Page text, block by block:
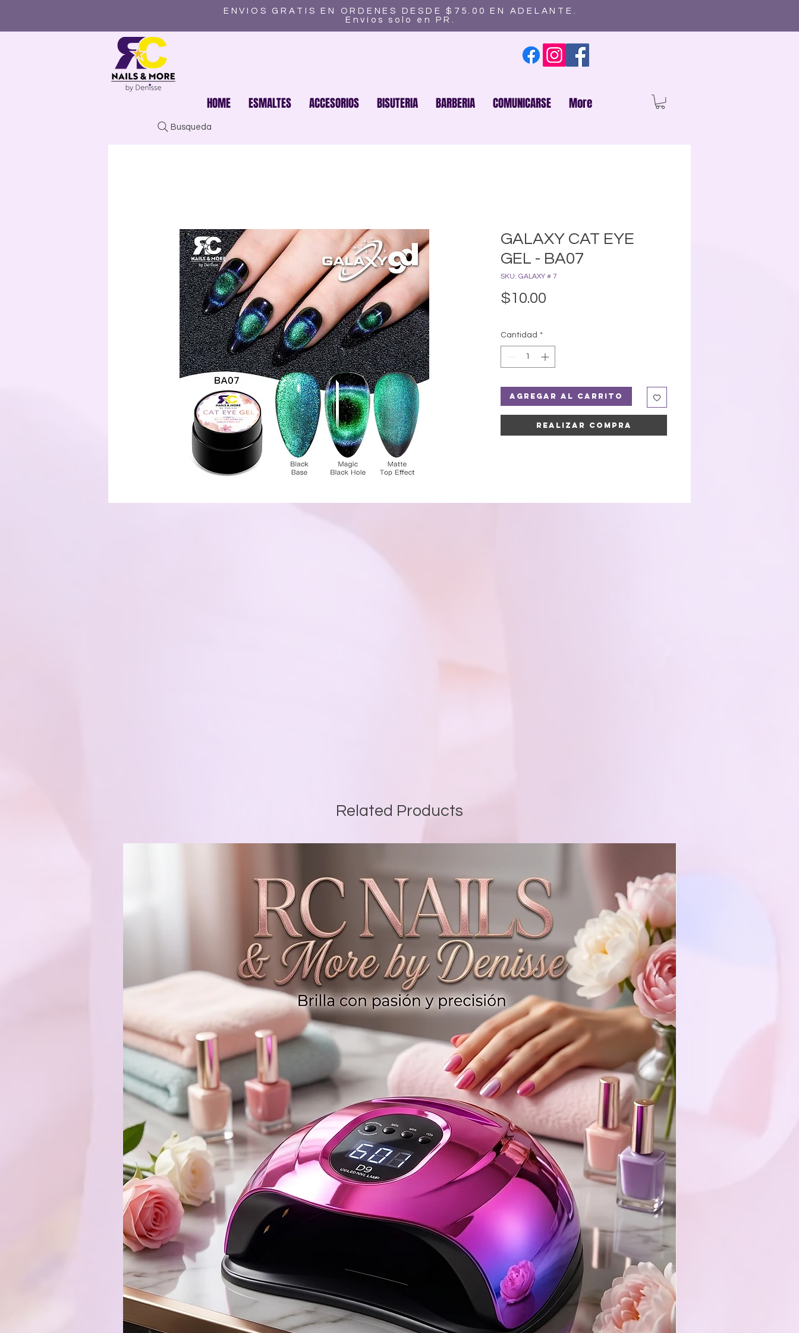
ENVIOS GRATIS EN ORDENES DESDE $75.00 EN ADELANTE.
Envíos solo en PR.
HOME ESMALTES ACCESORIOS BISUTERIA BARBERIA COMUNICARSE More
Busqueda
GALAXY CAT EYE
GEL - BA07
SKU: GALAXY # 7
$10.00
Cantidad *
Agregar al carrito
Realizar compra
Related Products